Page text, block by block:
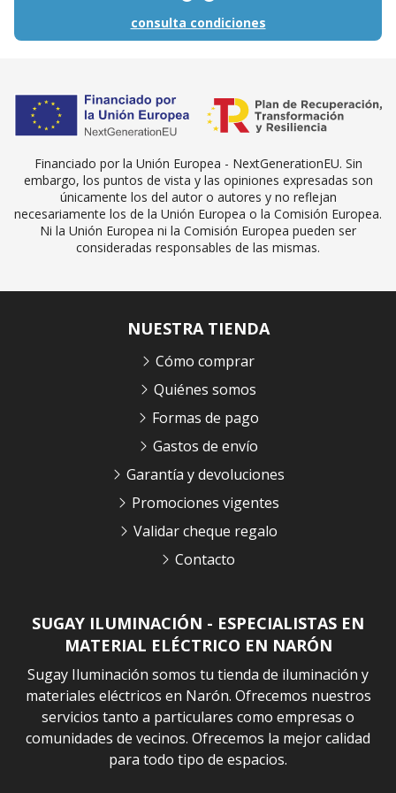
consulta condiciones
Financiado por la Unión Europea - NextGenerationEU. Sin
embargo, los puntos de vista y las opiniones expresadas son
únicamente los del autor o autores y no reflejan
necesariamente los de la Unión Europea o la Comisión Europea.
Ni la Unión Europea ni la Comisión Europea pueden ser
consideradas responsables de las mismas.
SUGAY ILUMINACIÓN - ESPECIALISTAS EN
MATERIAL ELÉCTRICO EN NARÓN
Sugay Iluminación somos tu tienda de iluminación y
materiales eléctricos en Narón. Ofrecemos nuestros
servicios tanto a particulares como empresas o
comunidades de vecinos. Ofrecemos la mejor calidad
para todo tipo de espacios.
NUESTRA TIENDA
Cómo comprar
Quiénes somos
Formas de pago
Gastos de envío
Garantía y devoluciones
Promociones vigentes
Validar cheque regalo
Contacto